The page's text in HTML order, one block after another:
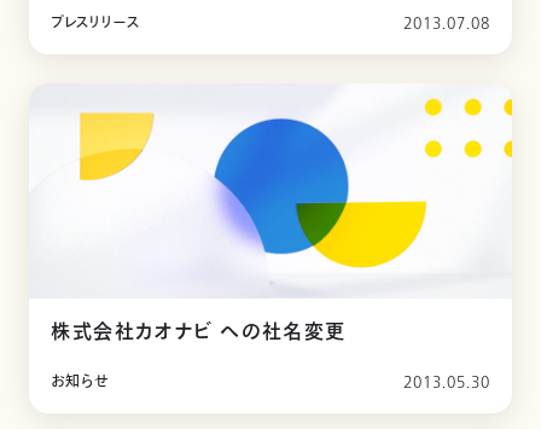
プレスリリース 2013.07.08
株式会社カオナビ への社名変更
お知らせ 2013.05.30